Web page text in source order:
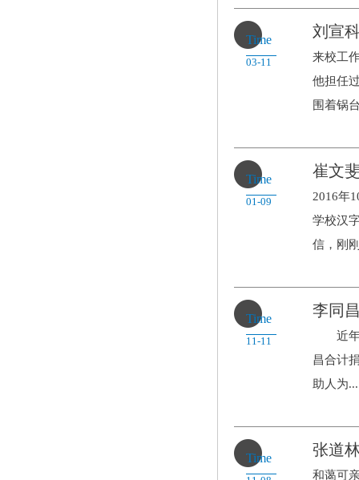
Time
03-11
刘宣
来校工
他担任
围着锅
Time
01-09
崔文
2016年
学校汉
信，刚
Time
11-11
李同
近年，
昌合计
助人为...
Time 张道
和蔼可